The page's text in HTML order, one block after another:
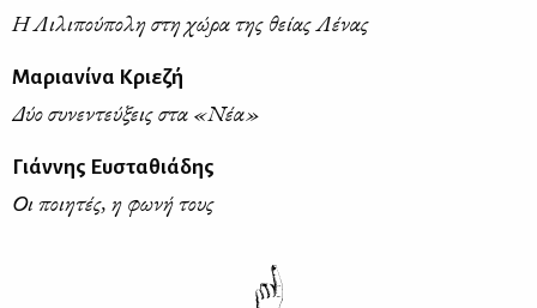
Η Λιλιπούπολη στη χώρα της θείας Λένας
Μαριανίνα Κριεζή
Δύο συνεντεύξεις στα «Νέα»
Γιάννης Ευσταθιάδης
Οι ποιητές, η φωνή τους